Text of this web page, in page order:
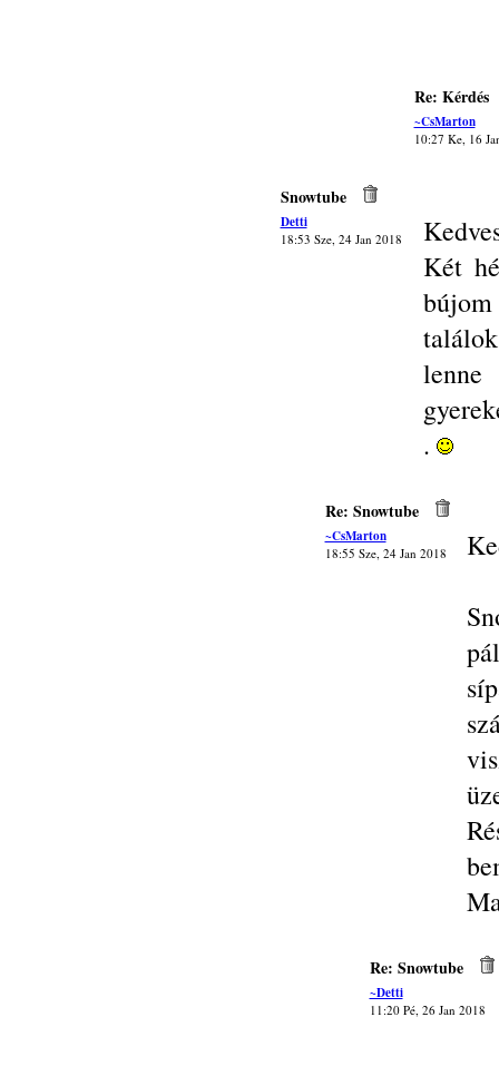
Re: Kérdés
~CsMarton
10:27 Ke, 16
Snowtube
Detti
18:53 Sze, 24 Jan 2018
Két
bújom
lenne
.
Re: Snowtube
~CsMarton
18:55 Sze, 24 Jan 2018
Re: Snowtube
~Detti
11:20 Pé, 26 Jan 2018